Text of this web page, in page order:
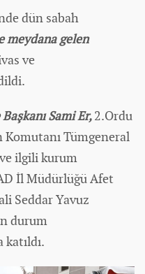
dün sabah
meydana gelen
ve
Sami Er,2.Ordu
Komutanı Tümgeneral
ve ilgili kurum
İl Müdürlüğü Afet
Seddar Yavuz
durum